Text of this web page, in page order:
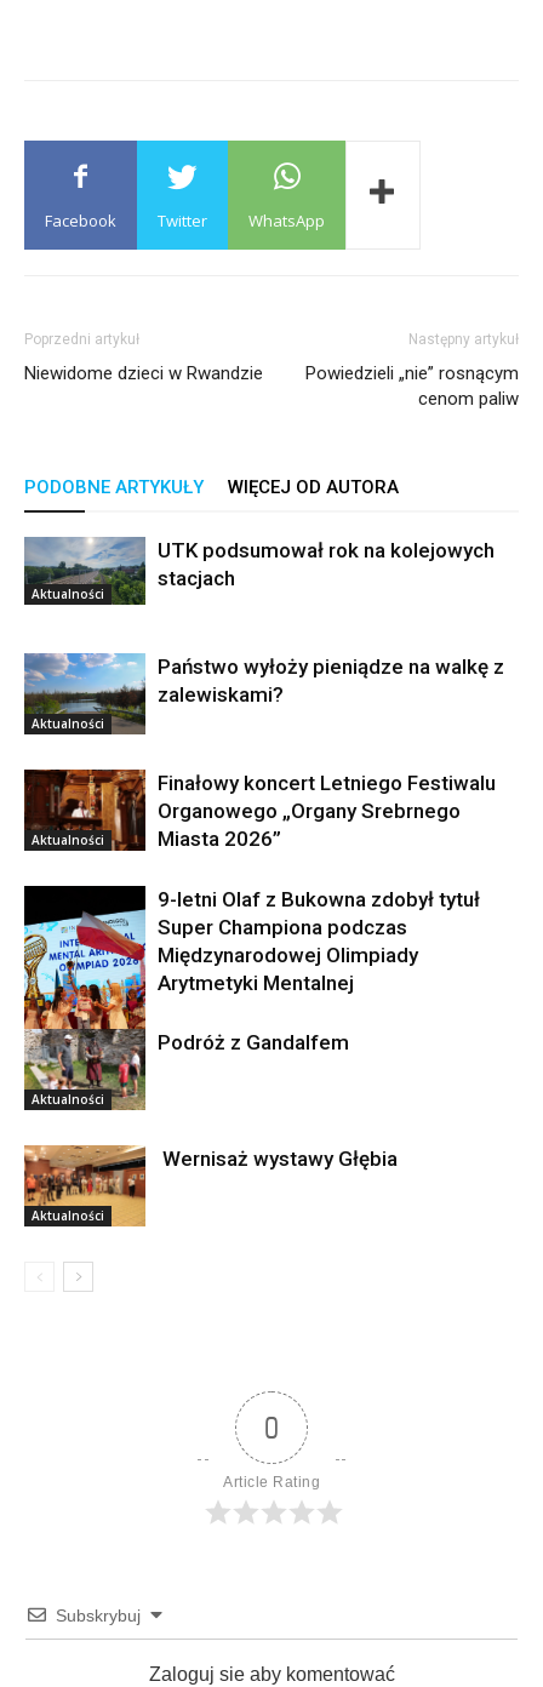
Facebook Twitter WhatsApp
Poprzedni artykuł
Niewidome dzieci w Rwandzie
Następny artykuł
Powiedzieli „nie” rosnącym
cenom paliw
PODOBNE ARTYKUŁY WIĘCEJ OD AUTORA
Aktualności
UTK podsumował rok na kolejowych
stacjach
Aktualności
Państwo wyłoży pieniądze na walkę z
zalewiskami?
Aktualności
Finałowy koncert Letniego Festiwalu
Organowego „Organy Srebrnego
Miasta 2026”
Aktualności
9-letni Olaf z Bukowna zdobył tytuł
Super Championa podczas
Międzynarodowej Olimpiady
Arytmetyki Mentalnej
Aktualności
Podróż z Gandalfem
Aktualności
Wernisaż wystawy Głębia
0
Article Rating
Subskrybuj
Zaloguj sie aby komentować